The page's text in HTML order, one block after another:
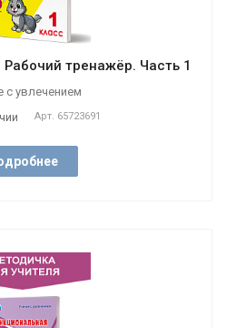
тренажёр. Часть 1
с увлечением
Арт. 65723691